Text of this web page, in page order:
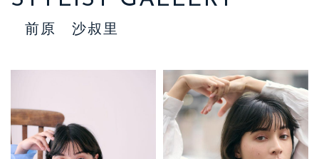
前原 沙叔里